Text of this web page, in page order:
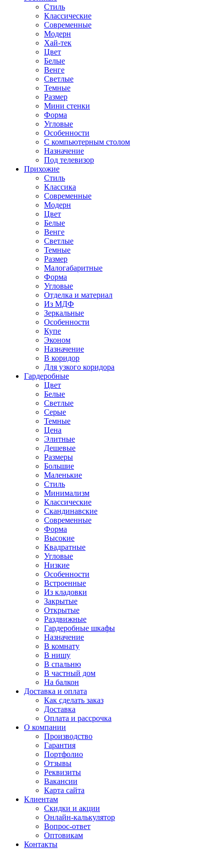
Стиль
Классические
Современные
Модерн
Хай-тек
Цвет
Белые
Венге
Светлые
Темные
Размер
Мини стенки
Форма
Угловые
Особенности
С компьютерным столом
Назначение
Под телевизор
Прихожие
Стиль
Классика
Современные
Модерн
Цвет
Белые
Венге
Светлые
Темные
Размер
Малогабаритные
Форма
Угловые
Отделка и материал
Из МДФ
Зеркальные
Особенности
Купе
Эконом
Назначение
В коридор
Для узкого коридора
Гардеробные
Цвет
Белые
Светлые
Серые
Темные
Цена
Элитные
Дешевые
Размеры
Большие
Маленькие
Стиль
Минимализм
Классические
Скандинавские
Современные
Форма
Высокие
Квадратные
Угловые
Низкие
Особенности
Встроенные
Из кладовки
Закрытые
Открытые
Раздвижные
Гардеробные шкафы
Назначение
В комнату
В нишу
В спальню
В частный дом
На балкон
Доставка и оплата
Как сделать заказ
Доставка
Оплата и рассрочка
О компании
Производство
Гарантия
Портфолио
Отзывы
Реквизиты
Вакансии
Карта сайта
Клиентам
Скидки и акции
Онлайн-калькулятор
Вопрос-ответ
Оптовикам
Контакты